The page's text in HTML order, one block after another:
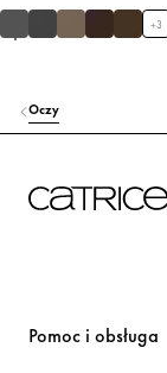
+3
Oczy
Pomoc i obsługa